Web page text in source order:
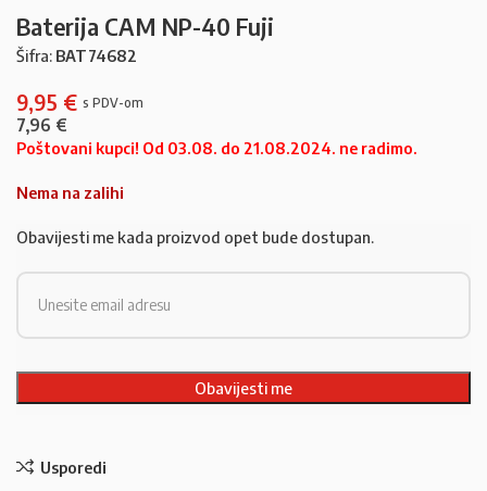
Baterija CAM NP-40 Fuji
Šifra: BAT74682
9,95 €
7,96 €
Poštovani kupci! Od 03.08. do 21.08.2024. ne radimo.
Nema na zalihi
Obavijesti me kada proizvod opet bude dostupan.
Usporedi